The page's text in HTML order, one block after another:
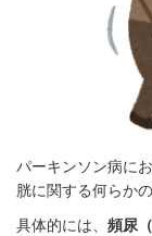
パーキンソン病に
胱に関する何らか
具体的には、 頻尿